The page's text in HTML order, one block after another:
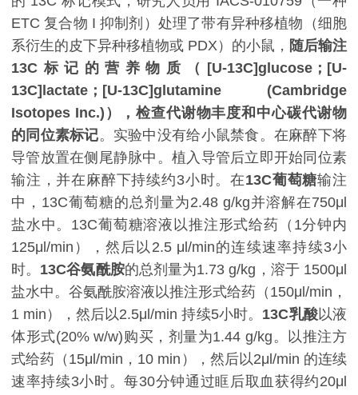
ETC 复合物 I 抑制剂）处理了带有异种移植物（细胞
系衍生的皮下异种移植物或 PDX）的小鼠， 随后输注
13C标记的营养物质（[U-13C]glucose；[U-
13C]lactate；[U-13C]glutamine (Cambridge
Isotopes Inc.)），检查代谢物丰度和中心碳代谢物
的同位素标记。实验中没有给小鼠禁食。在麻醉下将
导管放置在侧尾静脉中。植入导管后立即开始同位素
输注，并在麻醉下持续约3小时。在13C葡萄糖输注
中，13C葡萄糖的总剂量为2.48 g/kg并溶解在750μl
盐水中。13C葡萄糖溶液以推注形式给药（1分钟内
125μl/min），然后以2.5 μl/min的连续速率持续3小
时。 13C谷氨酰胺的总剂量为1.73 g/kg，溶于 1500μl
盐水中。谷氨酰胺溶液以推注形式给药（150μl/min，
1 min），然后以2.5μl/min 持续5小时。 13C乳酸以液
体形式(20% w/w)购买，剂量为1.44 g/kg。以推注方
式给药（15μl/min，10 min），然后以2μl/min 的连续
速率持续3小时。每30分钟通过眶后取血获得约20μl